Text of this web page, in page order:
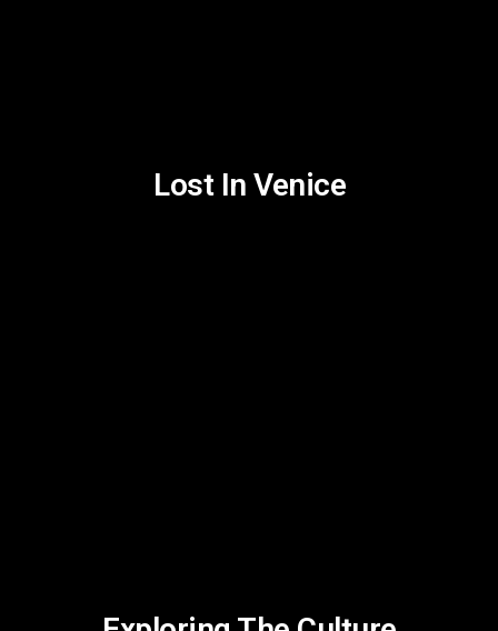
Lost In Venice